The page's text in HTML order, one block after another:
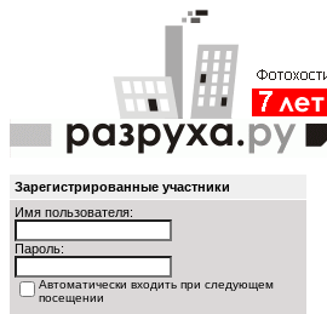
Зарегистрированные участники
Имя пользователя:
Пароль:
Автоматически входить при следующем
посещении